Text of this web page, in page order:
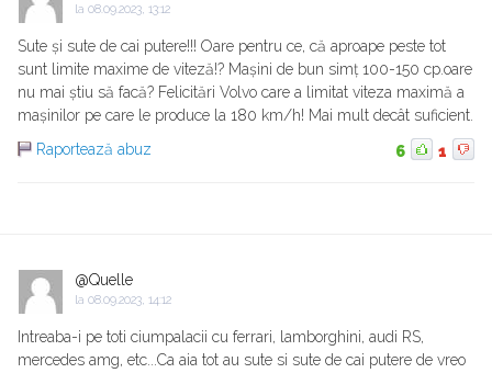
la 08.09.2023, 13:12
Sute și sute de cai putere!!! Oare pentru ce, că aproape peste tot
sunt limite maxime de viteză!? Mașini de bun simț 100-150 cp.oare
nu mai știu să facă? Felicitări Volvo care a limitat viteza maximă a
mașinilor pe care le produce la 180 km/h! Mai mult decât suficient.
Raportează abuz
6 1
@Quelle
la 08.09.2023, 14:12
Intreaba-i pe toti ciumpalacii cu ferrari, lamborghini, audi RS,
mercedes amg, etc...Ca aia tot au sute si sute de cai putere de vreo